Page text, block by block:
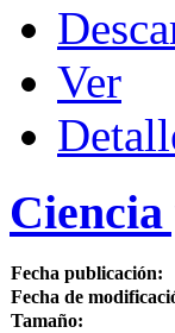
Ver
Fecha publicación:
Fecha de
Tamaño: